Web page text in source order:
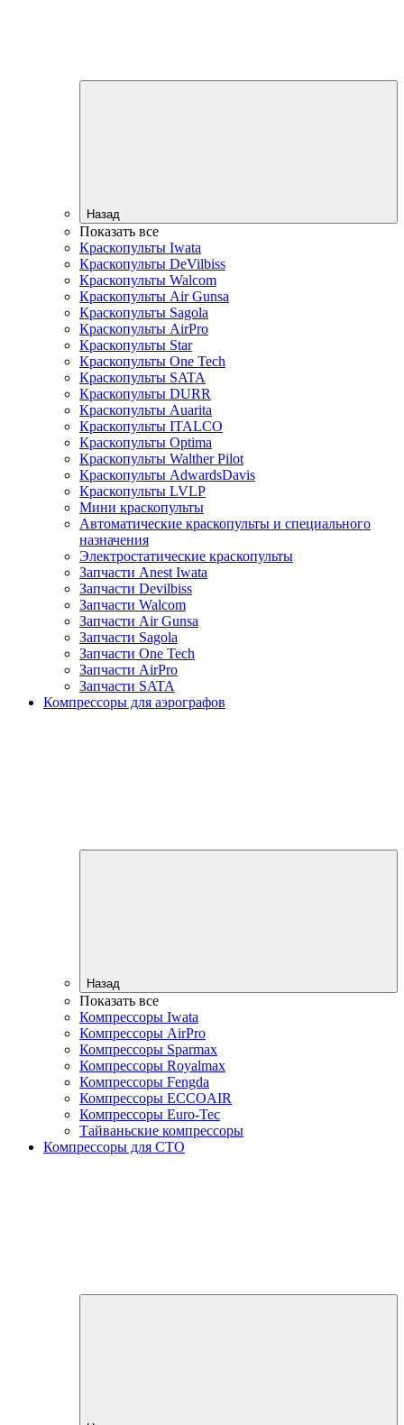
Назад
Показать все
Краскопульты Iwata
Краскопульты DeVilbiss
Краскопульты Walcom
Краскопульты Air Gunsa
Краскопульты Sagola
Краскопульты AirPro
Краскопульты Star
Краскопульты One Tech
Краскопульты SATA
Краскопульты DURR
Краскопульты Auarita
Краскопульты ITALCO
Краскопульты Optima
Краскопульты Walther Pilot
Краскопульты AdwardsDavis
Краскопульты LVLP
Мини краскопульты
Автоматические краскопульты и специального
назначения
Электростатические краскопульты
Запчасти Anest Iwata
Запчасти Devilbiss
Запчасти Walcom
Запчасти Air Gunsa
Запчасти Sagola
Запчасти One Tech
Запчасти AirPro
Запчасти SATA
Компрессоры для аэрографов
Назад
Показать все
Компрессоры Iwata
Компрессоры AirPro
Компрессоры Sparmax
Компрессоры Royalmax
Компрессоры Fengda
Компрессоры ECCOAIR
Компрессоры Euro-Tec
Тайваньские компрессоры
Компрессоры для СТО